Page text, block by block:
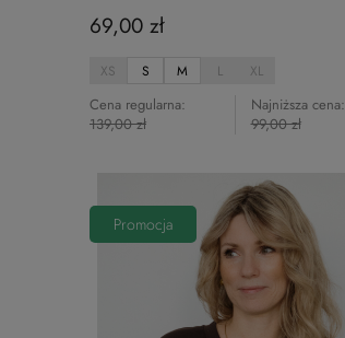
69,00 zł
Cena regularna:
139,00 zł
Najniższa cena:
99,00 zł
XS S M L XL
Promocja